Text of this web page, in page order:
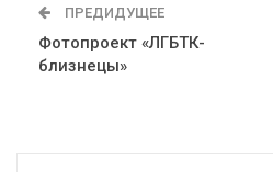
ПРЕДИДУЩЕЕ
Фотопроект «ЛГБТК-
близнецы»